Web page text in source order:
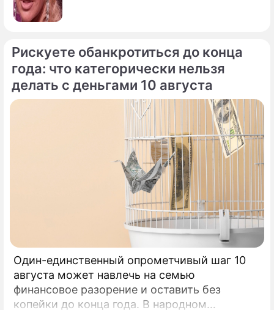
По теме
Продолжение: Белому дому
Рискуете обанкротиться до конца
года: что категорически нельзя
делать с деньгами 10 августа
Один-единственный опрометчивый шаг 10
августа может навлечь на семью
финансовое разорение и оставить без
копейки до конца года. В народном